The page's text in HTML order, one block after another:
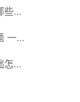
形
么